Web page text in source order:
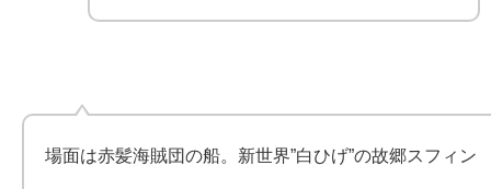
場面は赤髪海賊団の船。新世界”白ひげ”の故郷スフィン